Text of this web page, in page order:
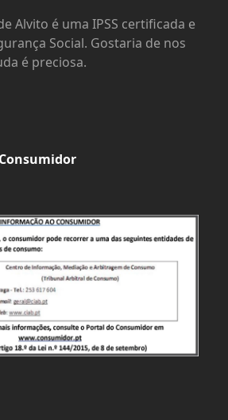
Alvito é uma IPSS certificada e
Social. Gostaria de nos
é preciosa.